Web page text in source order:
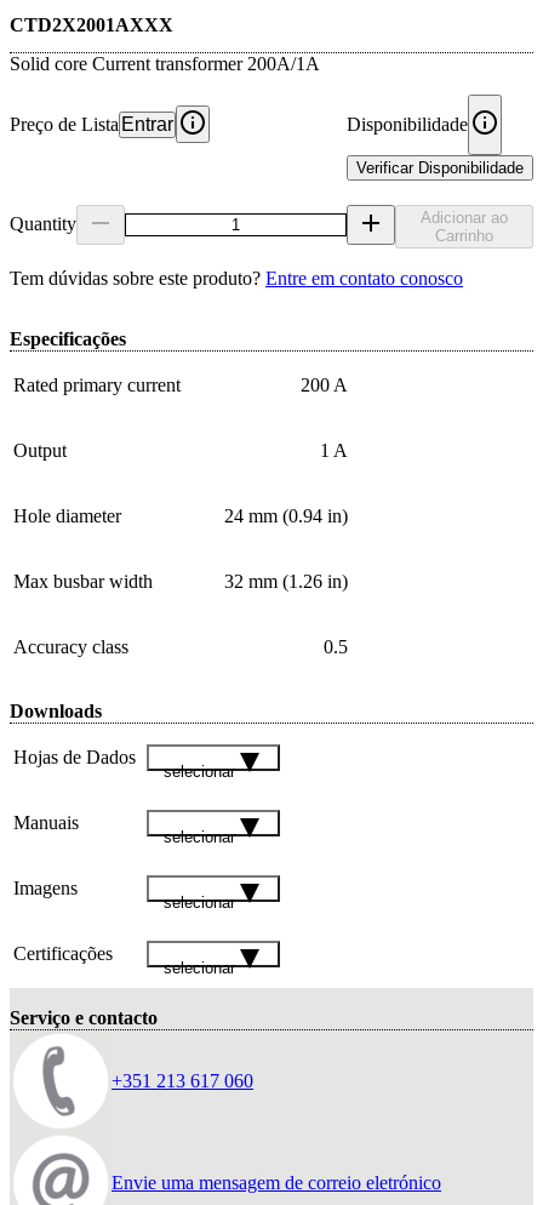
CTD2X2001AXXX
Solid core Current transformer 200A/1A
Preço de Lista Entrar Disponibilidade
Verificar Disponibilidade
Quantity
Adicionar ao
Carrinho
Tem dúvidas sobre este produto? Entre em contato conosco
Especificações
Rated primary current 200 A
Output 1 A
Hole diameter 24 mm (0.94 in)
Max busbar width 32 mm (1.26 in)
Accuracy class 0.5
Downloads
Hojas de Dados
selecionar
Manuais
selecionar
Imagens
selecionar
Certificações
selecionar
Serviço e contacto
+351 213 617 060
Envie uma mensagem de correio eletrónico